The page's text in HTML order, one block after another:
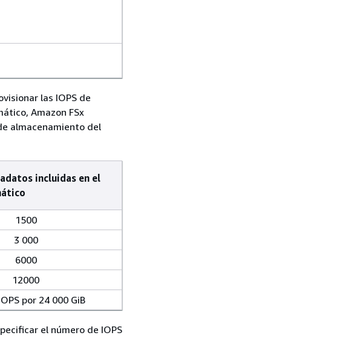
las IOPS de
Amazon FSx
almacenamiento del
incluidas en el
1500
3 000
6000
12000
por 24 000 GiB
el número de IOPS